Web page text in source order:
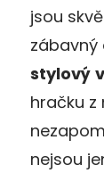
jsou
zábavný
stylový
hračku z
nejsou